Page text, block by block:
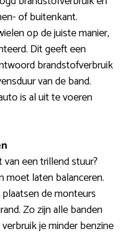
of buitenkant.
op de juiste manier,
Dit geeft een
brandstofverbruik
van de band.
is al uit te voeren
een trillend stuur?
moet laten balanceren.
de monteurs
Zo zijn alle banden
je minder benzine